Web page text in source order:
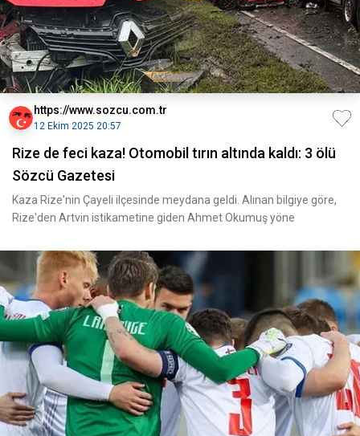
https://www.sozcu.com.tr
12 Ekim 2025 20:57
Rize de feci kaza! Otomobil tırın altında kaldı: 3 ölü
Sözcü Gazetesi
Kaza Rize'nin Çayeli ilçesinde meydana geldi. Alınan bilgiye göre,
Rize'den Artvin istikametine giden Ahmet Okumuş yöne